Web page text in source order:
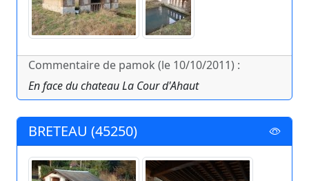
Commentaire de pamok (le 10/10/2011) :
En face du chateau La Cour d'Ahaut
BRETEAU (45250)